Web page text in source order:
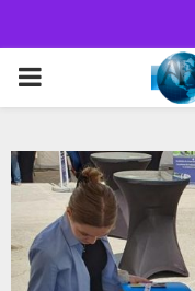
PRIMARY